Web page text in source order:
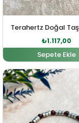
Terahertz Doğal
₺1.117,00
Sepete Ekle
Orijinal